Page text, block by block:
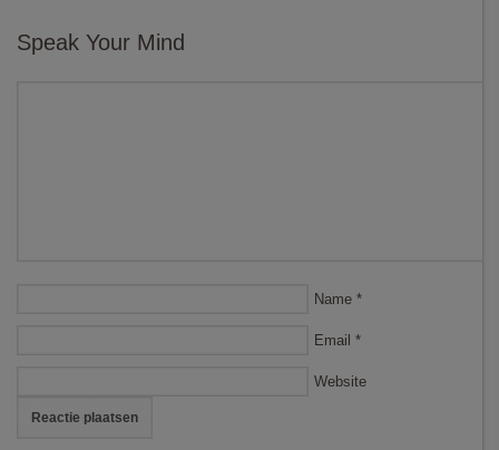
Speak Your Mind
Name *
Email *
Website